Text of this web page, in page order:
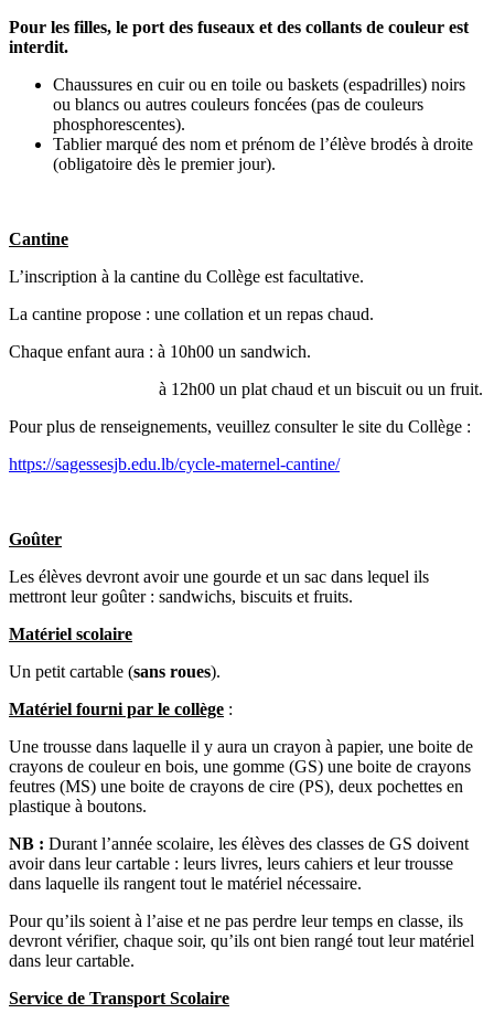
Pour les filles, le port des fuseaux et des collants de couleur est
interdit.
Chaussures en cuir ou en toile ou baskets (espadrilles) noirs
ou blancs ou autres couleurs foncées (pas de couleurs
phosphorescentes).
Tablier marqué des nom et prénom de l’élève brodés à droite
(obligatoire dès le premier jour).
Cantine
L’inscription à la cantine du Collège est facultative.
La cantine propose : une collation et un repas chaud.
Chaque enfant aura : à 10h00 un sandwich.
à 12h00 un plat chaud et un biscuit ou un fruit.
Pour plus de renseignements, veuillez consulter le site du Collège :
https://sagessesjb.edu.lb/cycle-maternel-cantine/
Goûter
Les élèves devront avoir une gourde et un sac dans lequel ils
mettront leur goûter : sandwichs, biscuits et fruits.
Matériel scolaire
Un petit cartable (sans roues).
Matériel fourni par le collège :
Une trousse dans laquelle il y aura un crayon à papier, une boite de
crayons de couleur en bois, une gomme (GS) une boite de crayons
feutres (MS) une boite de crayons de cire (PS), deux pochettes en
plastique à boutons.
NB : Durant l’année scolaire, les élèves des classes de GS doivent
avoir dans leur cartable : leurs livres, leurs cahiers et leur trousse
dans laquelle ils rangent tout le matériel nécessaire.
Pour qu’ils soient à l’aise et ne pas perdre leur temps en classe, ils
devront vérifier, chaque soir, qu’ils ont bien rangé tout leur matériel
dans leur cartable.
Service de Transport Scolaire